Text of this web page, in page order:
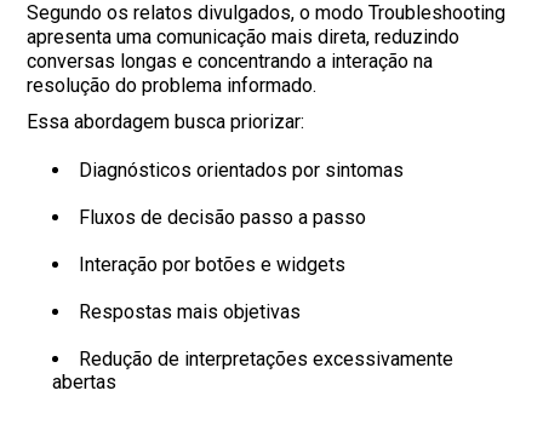
Segundo os relatos divulgados, o modo Troubleshooting
apresenta uma comunicação mais direta, reduzindo
conversas longas e concentrando a interação na
resolução do problema informado.
Essa abordagem busca priorizar:
Diagnósticos orientados por sintomas
Fluxos de decisão passo a passo
Interação por botões e widgets
Respostas mais objetivas
Redução de interpretações excessivamente
abertas